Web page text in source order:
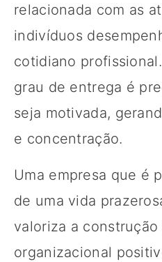
relacionada com as
indivíduos
cotidiano
grau de entrega é
seja motivada,
e concentração.
Uma empresa que é
de uma vida
valoriza a
organizacional